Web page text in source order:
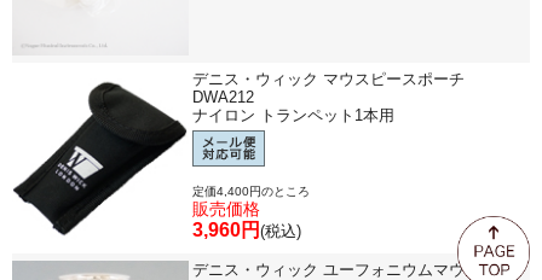
デニス・ウィック マウスピースポーチ
DWA212
ナイロン トランペット1本用
定価4,400円のところ
販売価格
3,960円 (税込)
デニス・ウィック ユーフォニウムマウスピー